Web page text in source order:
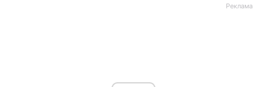
Реклама